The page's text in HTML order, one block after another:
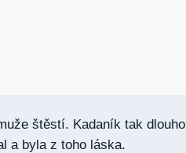
štěstí. Kadaník tak dlouho
a byla z toho láska.